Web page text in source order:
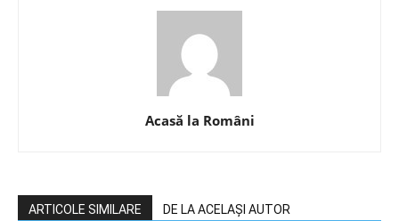
Acasă la Români
ARTICOLE SIMILARE DE LA ACELAȘI AUTOR